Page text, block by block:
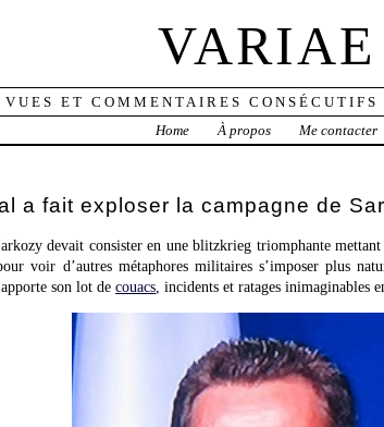
VARIAE
VUES ET COMMENTAIRES
Home
À propos Me contacter
a fait exploser la campagne de
devait consister en une blitzkrieg triomphante
voir d’autres métaphores militaires s’imposer plus
apporte son lot de couacs , incidents et ratages inimaginables